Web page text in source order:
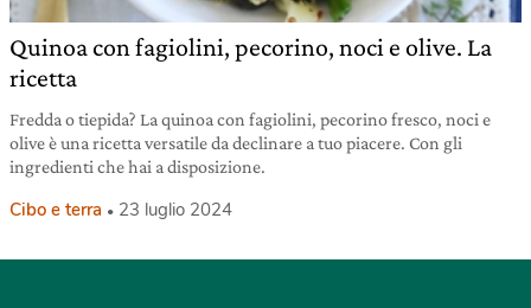
Quinoa con fagiolini, pecorino, noci e olive. La
ricetta
Fredda o tiepida? La quinoa con fagiolini, pecorino fresco, noci e
olive è una ricetta versatile da declinare a tuo piacere. Con gli
ingredienti che hai a disposizione.
Cibo e terra 23 luglio 2024